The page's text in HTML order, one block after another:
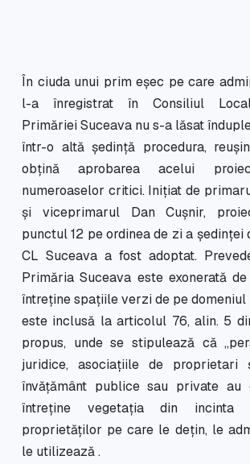
În ciuda unui prim eșec pe care
l-a înregistrat în Consiliul
Primăriei Suceava nu s-a lăsat
într-o altă ședință procedura,
obțină aprobarea acelui
numeroaselor critici. Inițiat de
și viceprimarul Dan Cușnir,
punctul 12 pe ordinea de zi a ședinței
CL Suceava a fost adoptat.
Primăria Suceava este exonerată
întreține spațiile verzi de pe
este inclusă la articolul 76, alin. 5
propus, unde se stipulează că
juridice, asociațiile de proprietari
învățământ publice sau private au
întreține vegetația din
proprietăților pe care le dețin, le
le utilizează .